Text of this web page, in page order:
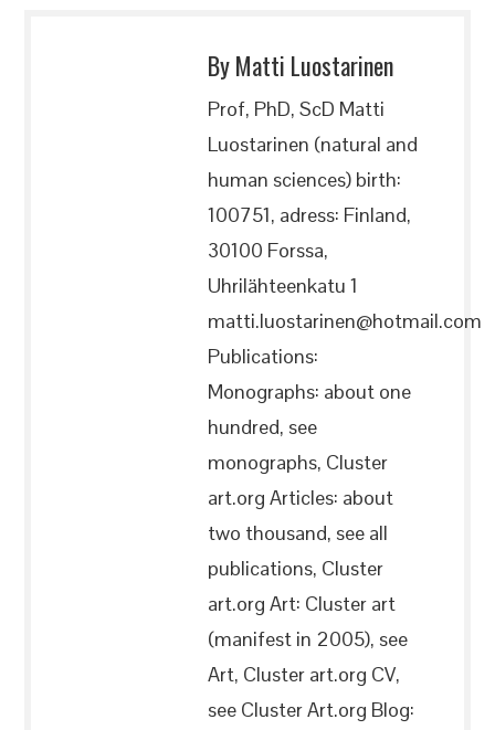
By Matti Luostarinen
Prof, PhD, ScD Matti
Luostarinen (natural and
human sciences) birth:
100751, adress: Finland,
30100 Forssa,
Uhrilähteenkatu 1
matti.luostarinen@hotmail.com
Publications:
Monographs: about one
hundred, see
monographs, Cluster
art.org Articles: about
two thousand, see all
publications, Cluster
art.org Art: Cluster art
(manifest in 2005), see
Art, Cluster art.org CV,
see Cluster Art.org Blog: